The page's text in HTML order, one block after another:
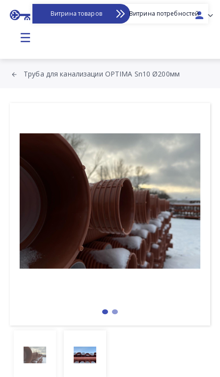
Витрина товаров Витрина потребностей
☰
Труба для канализации OPTIMA Sn10 Ø200мм